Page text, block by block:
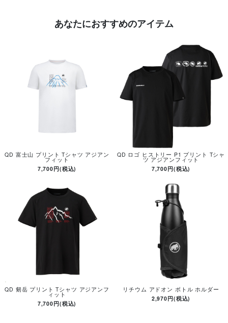
あなたにおすすめのアイテム
QD 富士山 プリント Tシャツ アジアン
フィット
7,700円(税込)
QD ロゴ ヒストリー P1 プリント Tシャ
ツ アジアンフィット
7,700円(税込)
QD 剱岳 プリント Tシャツ アジアンフ
ィット
7,700円(税込)
リチウム アドオン ボトル ホルダー
2,970円(税込)